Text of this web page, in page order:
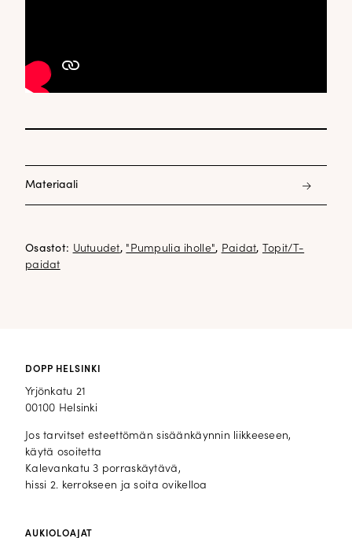
Materiaali
Osastot: Uutuudet, "Pumpulia iholle", Paidat, Topit/T-
paidat
DOPP HELSINKI
Yrjönkatu 21
00100 Helsinki
Jos tarvitset esteettömän sisäänkäynnin liikkeeseen,
käytä osoitetta
Kalevankatu 3 porraskäytävä,
hissi 2. kerrokseen ja soita ovikelloa
AUKIOLOAJAT